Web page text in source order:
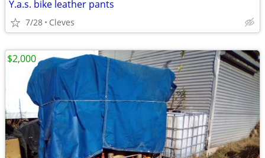
Y.a.s. bike leather pants
7/28 Cleves
$2,000